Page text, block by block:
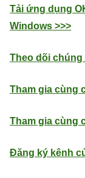
Tải ứng dụng
Windows >>>
Theo dõi chúng
Tham gia cùng
Tham gia cùng
Đăng ký kênh